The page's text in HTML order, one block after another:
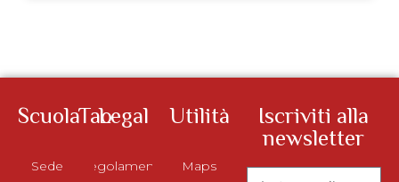
ScuolaTao
Sede
Legal
Regolamento
Utilità
Maps
Iscriviti alla
newsletter